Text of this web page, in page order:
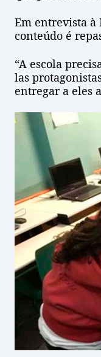
Em entrevista à
conteúdo é
“A escola
las
entregar a eles